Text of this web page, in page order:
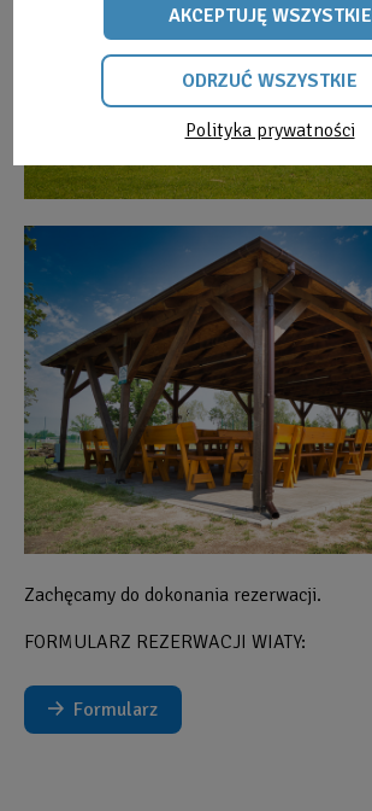
Zachęcamy do dokonania rezerwacji.
FORMULARZ REZERWACJI WIATY:
Formularz
Polityka prywatności
ODRZUĆ WSZYSTKIE
WSZYSTKIE
AKCEPTUJĘ WSZYSTKIE